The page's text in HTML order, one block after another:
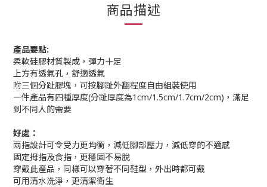
商品描述
產品要點:
柔軟硅膠材質製成，彈力十足
上方有透氣孔，舒適透氣
附三個分趾膠塊，可按腳趾外翻程度自由組裝使用
一件產品有四種厚度(分趾厚度為1cm/1.5cm/1.7cm/2cm)，滿足
到不同人的需要
好處：
兩指設計可令受力更均衡，減低腳部壓力，減低穿的不適感
固定拇指及食指，更穩固不易脫
穿戴此產品，同樣可以穿著不同鞋型，外出時都可戴
可用清水洗淨，更清潔衛生